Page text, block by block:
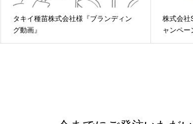
タキイ種苗株式会社様『ブランディン
グ動画』
株式会
ャンペ